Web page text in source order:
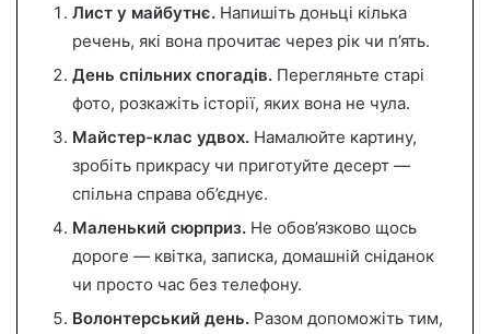
Лист у майбутнє. Напишіть доньці кілька
речень, які вона прочитає через рік чи п’ять.
День спільних спогадів. Перегляньте старі
фото, розкажіть історії, яких вона не чула.
Майстер-клас удвох. Намалюйте картину,
зробіть прикрасу чи приготуйте десерт —
спільна справа об’єднує.
Маленький сюрприз. Не обов’язково щось
дороге — квітка, записка, домашній сніданок
чи просто час без телефону.
Волонтерський день. Разом допоможіть тим,